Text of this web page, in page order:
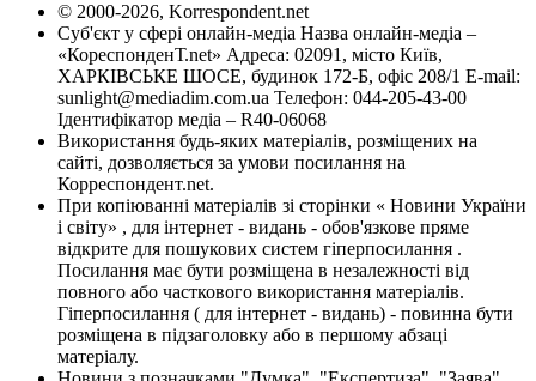
© 2000-2026, Korrespondent.net
Суб'єкт у сфері онлайн-медіа Назва онлайн-медіа –
«КореспонденТ.net» Адреса: 02091, місто Київ,
ХАРКІВСЬКЕ ШОСЕ, будинок 172-Б, офіс 208/1 E-mail:
sunlight@mediadim.com.ua Телефон: 044-205-43-00
Ідентифікатор медіа – R40-06068
Використання будь-яких матеріалів, розміщених на
сайті, дозволяється за умови посилання на
Корреспондент.net.
При копіюванні матеріалів зі сторінки « Новини України
і світу» , для інтернет - видань - обов'язкове пряме
відкрите для пошукових систем гіперпосилання .
Посилання має бути розміщена в незалежності від
повного або часткового використання матеріалів.
Гіперпосилання ( для інтернет - видань) - повинна бути
розміщена в підзаголовку або в першому абзаці
матеріалу.